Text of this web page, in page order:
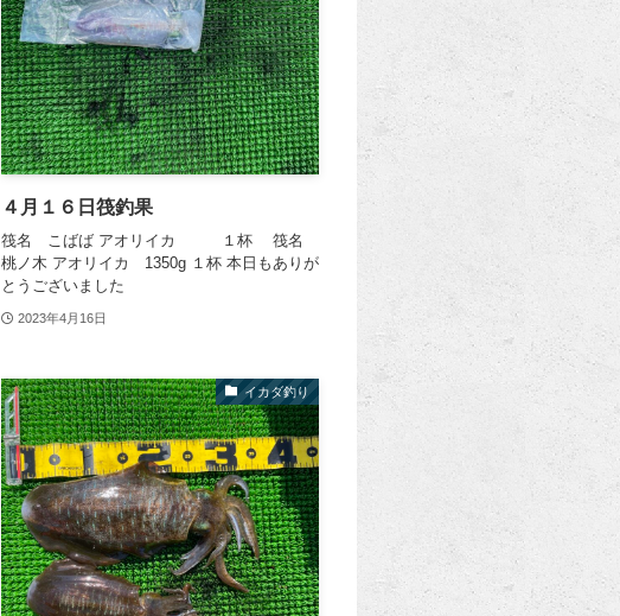
４月１６日筏釣果
筏名 こばば アオリイカ １杯 筏名
桃ノ木 アオリイカ 1350g １杯 本日もありが
とうございました
2023年4月16日
イカダ釣り